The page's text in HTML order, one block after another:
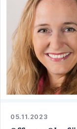
05.11.2023